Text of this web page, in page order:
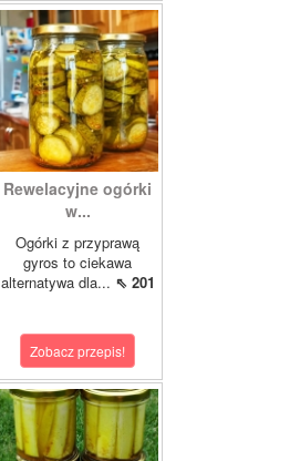
Rewelacyjne ogórki
w...
Ogórki z przyprawą
gyros to ciekawa
alternatywa dla... ⇖ 201
Zobacz przepis!